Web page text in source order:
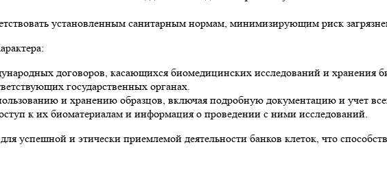
установленным санитарным нормам, минимизирующим риск
договоров, касающихся биомедицинских исследований и хранения
государственных органах.
и хранению образцов, включая подробную документацию и учет
к их биоматериалам и информация о проведении с ними исследований.
успешной и этически приемлемой деятельности банков клеток, что